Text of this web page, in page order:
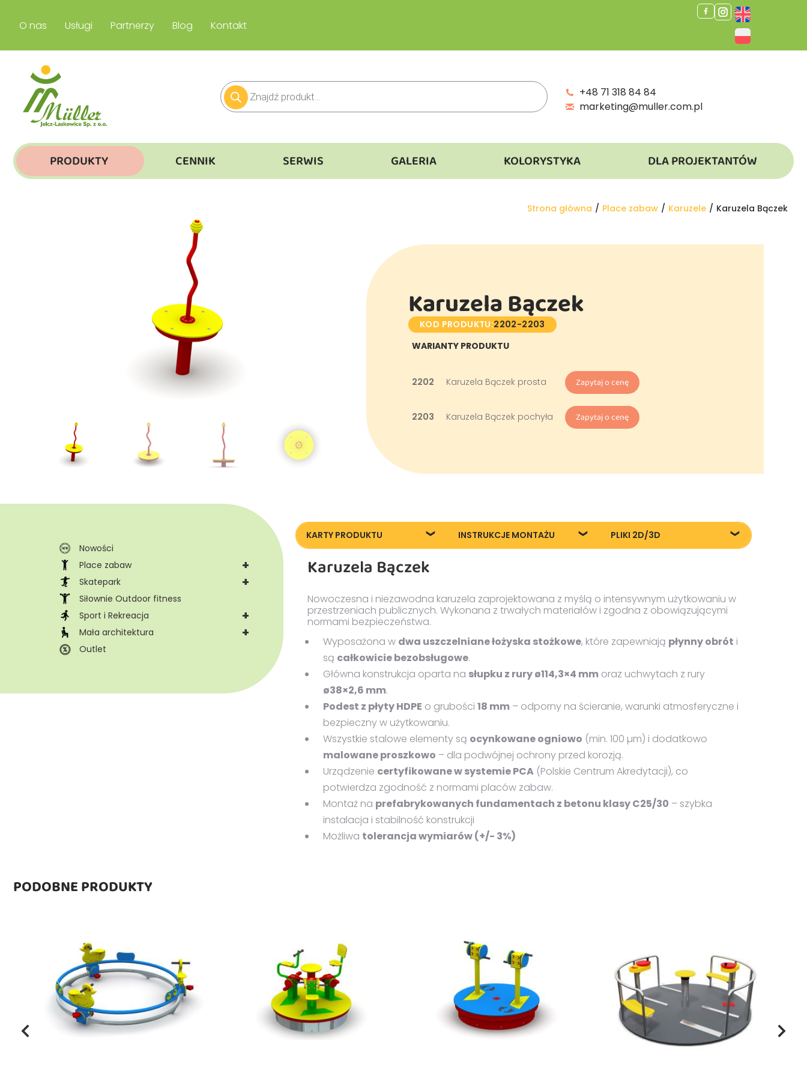
O nas Usługi Partnerzy Blog Kontakt
+48 71 318 84 84
marketing@muller.com.pl
PRODUKTY CENNIK SERWIS GALERIA KOLORYSTYKA DLA PROJEKTANTÓW
Jesteś tutaj:
Strona główna Place zabaw Karuzele Karuzela Bączek
Karuzela Bączek
KOD PRODUKTU:2202-2203
WARIANTY PRODUKTU
2202 Karuzela Bączek prosta Zapytaj o cenę
2203 Karuzela Bączek pochyła Zapytaj o cenę
Nowości
+
Place zabaw
+
Skatepark
Siłownie Outdoor fitness
+
Sport i Rekreacja
+
Mała architektura
Outlet
KARTY PRODUKTU
2202_Karuzela-
Baczek_KT20160914
pochyła_KT20160914
INSTRUKCJE MONTAŻU PLIKI 2D/3D
Pliki FBX karu/bacz/1
Pliki FBX karu/bacz
Pliki OBJ karu/bacz
Karuzela Bączek
Nowoczesna i niezawodna karuzela zaprojektowana z myślą o intensywnym użytkowaniu w
przestrzeniach publicznych. Wykonana z trwałych materiałów i zgodna z obowiązującymi
normami bezpieczeństwa.
Wyposażona w dwa uszczelniane łożyska stożkowe, które zapewniają płynny obrót i
są całkowicie bezobsługowe.
Główna konstrukcja oparta na słupku z rury ø114,3×4 mm oraz uchwytach z rury
ø38×2,6 mm.
Podest z płyty HDPE o grubości 18 mm – odporny na ścieranie, warunki atmosferyczne i
bezpieczny w użytkowaniu.
Wszystkie stalowe elementy są ocynkowane ogniowo (min. 100 µm) i dodatkowo
malowane proszkowo – dla podwójnej ochrony przed korozją.
Urządzenie certyfikowane w systemie PCA (Polskie Centrum Akredytacji), co
potwierdza zgodność z normami placów zabaw.
Montaż na prefabrykowanych fundamentach z betonu klasy C25/30 – szybka
instalacja i stabilność konstrukcji
Możliwa tolerancja wymiarów (+/- 3%)
PODOBNE PRODUKTY